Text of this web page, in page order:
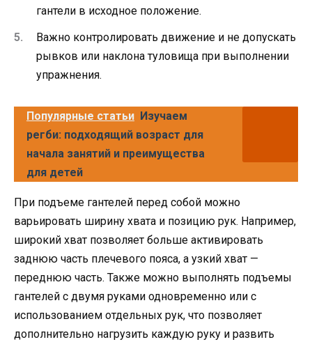
гантели в исходное положение.
Важно контролировать движение и не допускать
рывков или наклона туловища при выполнении
упражнения.
Популярные статьи Изучаем
регби: подходящий возраст для
начала занятий и преимущества
для детей
При подъеме гантелей перед собой можно
варьировать ширину хвата и позицию рук. Например,
широкий хват позволяет больше активировать
заднюю часть плечевого пояса, а узкий хват —
переднюю часть. Также можно выполнять подъемы
гантелей с двумя руками одновременно или с
использованием отдельных рук, что позволяет
дополнительно нагрузить каждую руку и развить